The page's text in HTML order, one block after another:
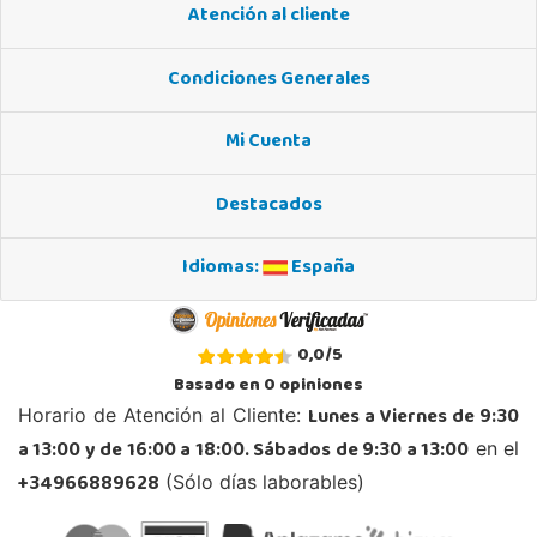
STOCK DISPONIBLE
03296, Elche
POCAS UNIDADES
Juguetilandia Finestrat
Rafael Alberti nº 4
03509, Finestrat
966889639
Localizar Tienda
Atención al cliente
Condiciones Generales
Mi Cuenta
Destacados
Idiomas:
España
0,0/5
Basado en0opiniones
Horario de Atención al Cliente: Lunes a Viernes de 9:30
a 13:00 y de 16:00 a 18:00. Sábados de 9:30 a 13:00 en el
+34966889628 (Sólo días laborables)